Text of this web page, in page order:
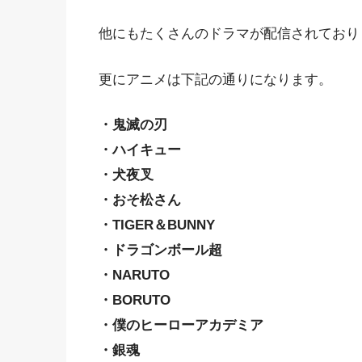
他にもたくさんのドラマが配信されてお
更にアニメは下記の通りになります。
・鬼滅の刃
・ハイキュー
・犬夜叉
・おそ松さん
・TIGER＆BUNNY
・ドラゴンボール超
・NARUTO
・BORUTO
・僕のヒーローアカデミア
・銀魂